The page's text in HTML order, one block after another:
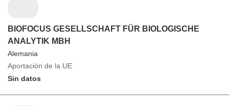
BIOFOCUS GESELLSCHAFT FÜR BIOLOGISCHE
ANALYTIK MBH
Alemania
Aportación de la UE
Sin datos